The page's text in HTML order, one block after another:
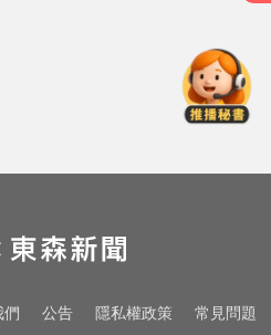
手
停班課標準、宣布
了！林庭謙重磅加
們 公告 隱私權政策 常見問題